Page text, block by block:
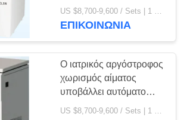
ταχύτητα
σε
60
υποβάλλει τη συσκευή
5000rpm
US $8,700-9,600 / Sets | 1 Set/Sets (Min. Order) MOQ:1 Ρυθμίστε / Σετ
ΕΠΙΚΟΙΝΩΝΊΑ
Ο ιατρικός αργόστροφος
χωρισμός αίματος
υποβάλλει αυτόματο
αποκάλυψη
US $8,700-9,600 / Sets | 1 Set/Sets (Min. Order) MOQ:1SET